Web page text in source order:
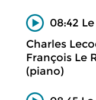
08:42
Charles
François Le
(piano)